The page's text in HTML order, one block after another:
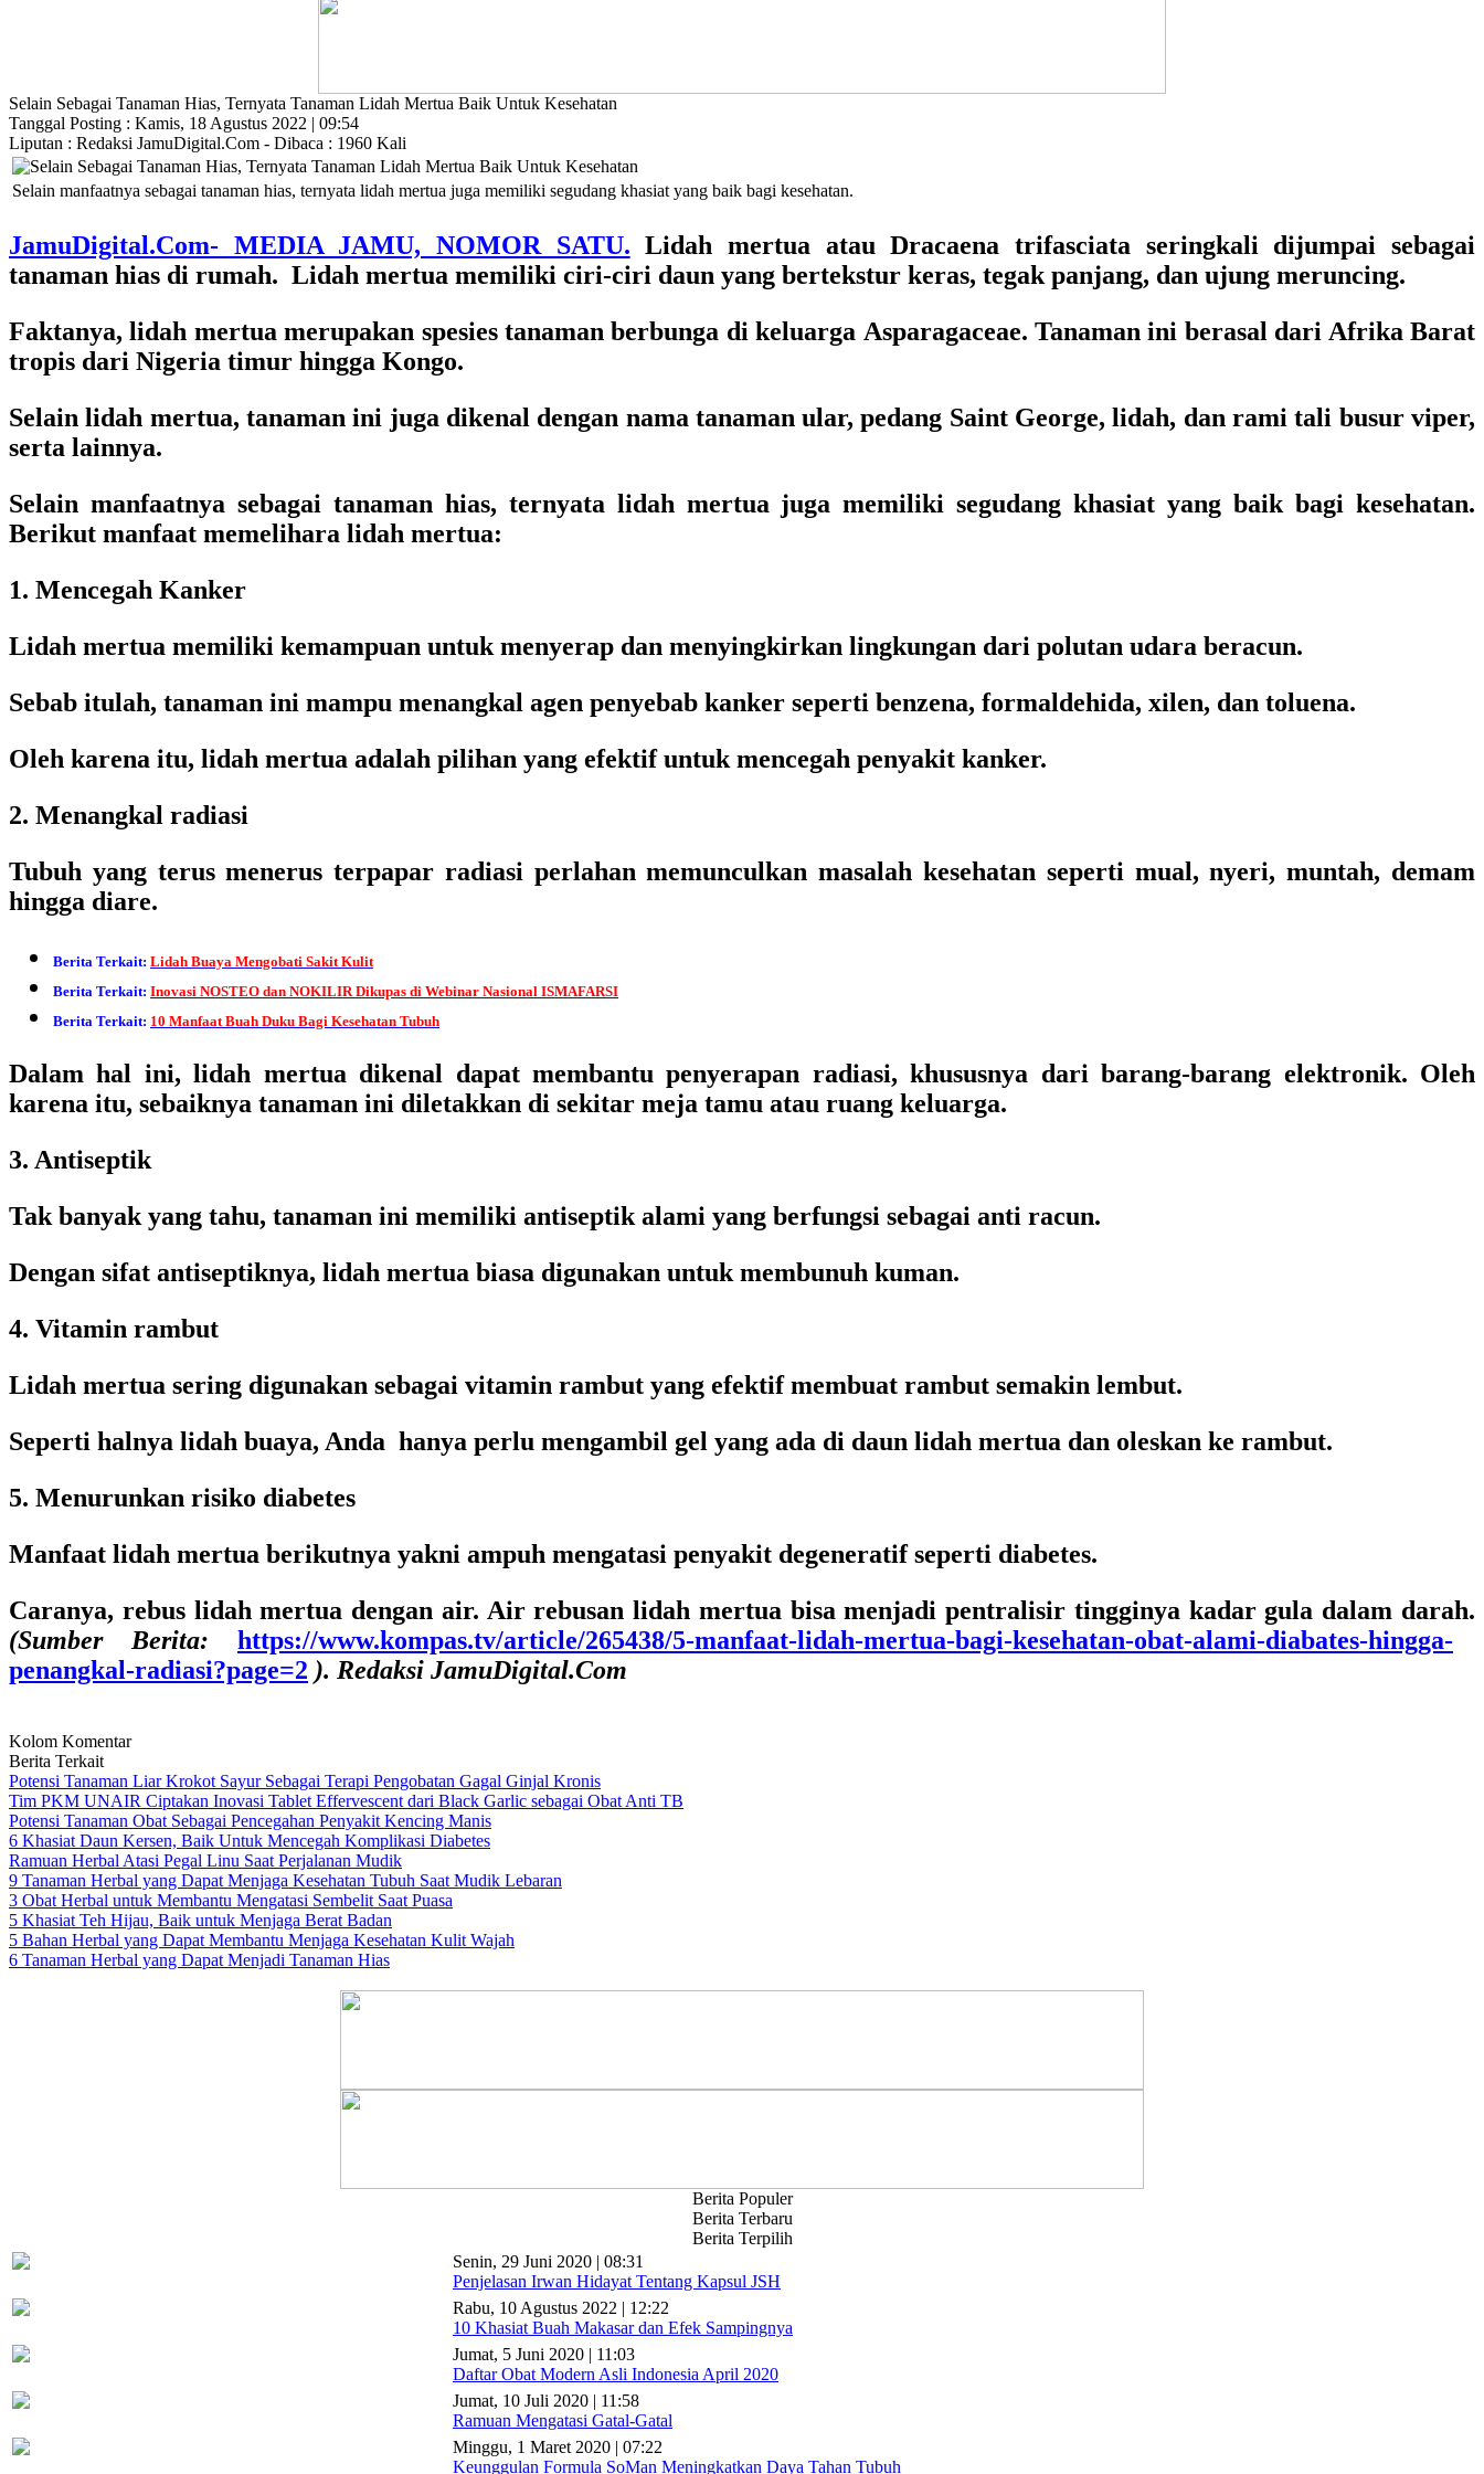
Selain Sebagai Tanaman Hias, Ternyata Tanaman Lidah Mertua Baik Untuk Kesehatan
Tanggal Posting : Kamis, 18 Agustus 2022 | 09:54
Liputan : Redaksi JamuDigital.Com - Dibaca : 1960 Kali
Selain manfaatnya sebagai tanaman hias, ternyata lidah mertua juga memiliki segudang khasiat yang baik bagi kesehatan.
JamuDigital.Com- MEDIA JAMU, NOMOR SATU. Lidah mertua atau Dracaena trifasciata seringkali dijumpai sebagai
tanaman hias di rumah. Lidah mertua memiliki ciri-ciri daun yang bertekstur keras, tegak panjang, dan ujung meruncing.
Faktanya, lidah mertua merupakan spesies tanaman berbunga di keluarga Asparagaceae. Tanaman ini berasal dari Afrika Barat
tropis dari Nigeria timur hingga Kongo.
Selain lidah mertua, tanaman ini juga dikenal dengan nama tanaman ular, pedang Saint George, lidah, dan rami tali busur viper,
serta lainnya.
Selain manfaatnya sebagai tanaman hias, ternyata lidah mertua juga memiliki segudang khasiat yang baik bagi kesehatan.
Berikut manfaat memelihara lidah mertua:
1. Mencegah Kanker
Lidah mertua memiliki kemampuan untuk menyerap dan menyingkirkan lingkungan dari polutan udara beracun.
Sebab itulah, tanaman ini mampu menangkal agen penyebab kanker seperti benzena, formaldehida, xilen, dan toluena.
Oleh karena itu, lidah mertua adalah pilihan yang efektif untuk mencegah penyakit kanker.
2. Menangkal radiasi
Tubuh yang terus menerus terpapar radiasi perlahan memunculkan masalah kesehatan seperti mual, nyeri, muntah, demam
hingga diare.
Berita Terkait: Lidah Buaya Mengobati Sakit Kulit
Berita Terkait: Inovasi NOSTEO dan NOKILIR Dikupas di Webinar Nasional ISMAFARSI
Berita Terkait: 10 Manfaat Buah Duku Bagi Kesehatan Tubuh
Dalam hal ini, lidah mertua dikenal dapat membantu penyerapan radiasi, khususnya dari barang-barang elektronik. Oleh
karena itu, sebaiknya tanaman ini diletakkan di sekitar meja tamu atau ruang keluarga.
3. Antiseptik
Tak banyak yang tahu, tanaman ini memiliki antiseptik alami yang berfungsi sebagai anti racun.
Dengan sifat antiseptiknya, lidah mertua biasa digunakan untuk membunuh kuman.
4. Vitamin rambut
Lidah mertua sering digunakan sebagai vitamin rambut yang efektif membuat rambut semakin lembut.
Seperti halnya lidah buaya, Anda hanya perlu mengambil gel yang ada di daun lidah mertua dan oleskan ke rambut.
5. Menurunkan risiko diabetes
Manfaat lidah mertua berikutnya yakni ampuh mengatasi penyakit degeneratif seperti diabetes.
Caranya, rebus lidah mertua dengan air. Air rebusan lidah mertua bisa menjadi pentralisir tingginya kadar gula dalam darah.
(Sumber Berita:
https://www.kompas.tv/article/265438/5-manfaat-lidah-mertua-bagi-kesehatan-obat-alami-diabates-hingga-
penangkal-radiasi?page=2 ). Redaksi JamuDigital.Com
Kolom Komentar
Berita Terkait
Potensi Tanaman Liar Krokot Sayur Sebagai Terapi Pengobatan Gagal Ginjal Kronis
Tim PKM UNAIR Ciptakan Inovasi Tablet Effervescent dari Black Garlic sebagai Obat Anti TB
Potensi Tanaman Obat Sebagai Pencegahan Penyakit Kencing Manis
6 Khasiat Daun Kersen, Baik Untuk Mencegah Komplikasi Diabetes
Ramuan Herbal Atasi Pegal Linu Saat Perjalanan Mudik
9 Tanaman Herbal yang Dapat Menjaga Kesehatan Tubuh Saat Mudik Lebaran
3 Obat Herbal untuk Membantu Mengatasi Sembelit Saat Puasa
5 Khasiat Teh Hijau, Baik untuk Menjaga Berat Badan
5 Bahan Herbal yang Dapat Membantu Menjaga Kesehatan Kulit Wajah
6 Tanaman Herbal yang Dapat Menjadi Tanaman Hias
Berita Populer
Berita Terbaru
Berita Terpilih
Senin, 29 Juni 2020 | 08:31
Penjelasan Irwan Hidayat Tentang Kapsul JSH
Rabu, 10 Agustus 2022 | 12:22
10 Khasiat Buah Makasar dan Efek Sampingnya
Jumat, 5 Juni 2020 | 11:03
Daftar Obat Modern Asli Indonesia April 2020
Jumat, 10 Juli 2020 | 11:58
Ramuan Mengatasi Gatal-Gatal
Minggu, 1 Maret 2020 | 07:22
Keunggulan Formula SoMan Meningkatkan Daya Tahan Tubuh